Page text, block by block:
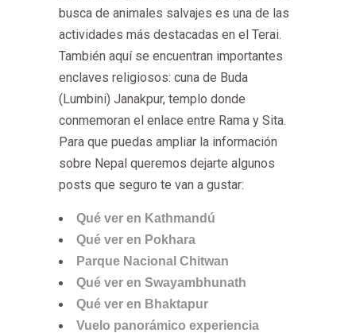
busca de animales salvajes es una de las
actividades más destacadas en el Terai.
También aquí se encuentran importantes
enclaves religiosos: cuna de Buda
(Lumbini) Janakpur, templo donde
conmemoran el enlace entre Rama y Sita.
Para que puedas ampliar la información
sobre Nepal queremos dejarte algunos
posts que seguro te van a gustar:
Qué ver en Kathmandú
Qué ver en Pokhara
Parque Nacional Chitwan
Qué ver en Swayambhunath
Qué ver en Bhaktapur
Vuelo panorámico experiencia